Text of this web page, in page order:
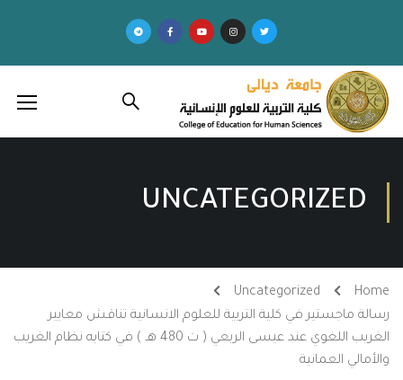
UNCATEGORIZED
Home
Uncategorized
رسالة ماجستير في كلية التربية للعلوم الانسانية تناقش معايير
الغريب اللغوي عند عيسى الربعي ( ت 480 هـ ) في كتابه نظام الغريب
والأمالي العمانية